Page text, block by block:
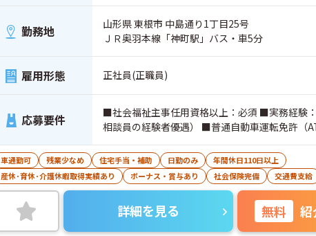
勤務地
山形県 東根市 中島通り1丁目25号
ＪＲ奥羽本線「神町駅」バス・車5分
雇用形態 正社員(正職員)
応募要件
■社会福祉主事任用資格以上：必須 ■実務経験
相談員の経験者優遇） ■普通自動車運転免許（
車通勤可 残業少なめ 住宅手当・補助 日勤のみ
年間休日110日以上
産休･育休･介護休暇取得実績あり
ボーナス・賞与あり 社会保険完備 交通費支給
詳細を見る 無料 紹